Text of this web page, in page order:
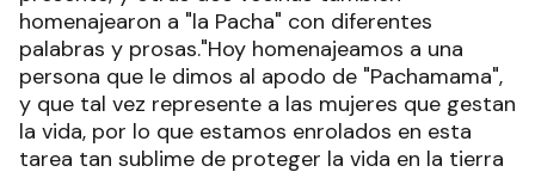
homenajearon a "la Pacha" con diferentes
palabras y prosas."Hoy homenajeamos a una
persona que le dimos al apodo de "Pachamama",
y que tal vez represente a las mujeres que gestan
la vida, por lo que estamos enrolados en esta
tarea tan sublime de proteger la vida en la tierra